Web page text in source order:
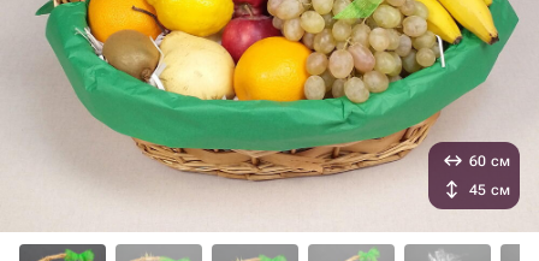
60 см
45 см